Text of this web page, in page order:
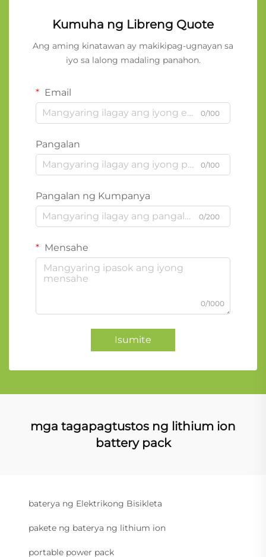
Kumuha ng Libreng Quote
Ang aming kinatawan ay makikipag-ugnayan sa
iyo sa lalong madaling panahon.
Email
0/100
Pangalan
0/100
Pangalan ng Kumpanya
0/200
Mensahe
0/1000
Isumite
mga tagapagtustos ng lithium ion
battery pack
baterya ng Elektrikong Bisikleta
pakete ng baterya ng lithium ion
portable power pack